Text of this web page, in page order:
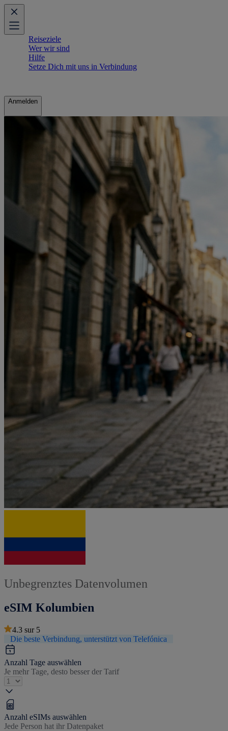
Reiseziele
Wer wir sind
Hilfe
Setze Dich mit uns in Verbindung
Anmelden
Unbegrenztes Datenvolumen
eSIM Kolumbien
4.3 sur 5
Die beste Verbindung, unterstützt von Telefónica
Anzahl Tage auswählen
Je mehr Tage, desto besser der Tarif
Anzahl eSIMs auswählen
Jede Person hat ihr Datenpaket